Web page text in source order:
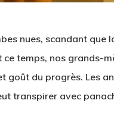
nues, scandant que
temps, nos grands-
du progrès. Les
transpirer avec